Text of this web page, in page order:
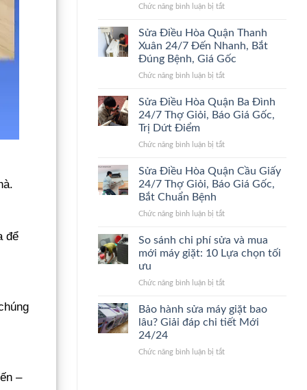
để
–
Dứt
Giá
Gốc
Đông
Bắt
Đúng
Bệnh,
Dứt
Giá
Gốc
Chức năng bình luận bị tắtở
Điều
Quận
Hoàn
Kiếm
Lão
Làng,
Bệnh,
Kết
Giá
Sửa Điều Hòa Quận Thanh
Xuân 24/7 Đến Nhanh, Bắt
Đúng Bệnh, Giá Gốc
Chức năng bình luận bị tắtở
Điều
Hòa
Xuân
Đến
Nhanh,
Bệnh,
Gốc
Sửa Điều Hòa Quận Ba Đình
24/7 Thợ Giỏi, Báo Giá Gốc,
Trị Dứt Điểm
Chức năng bình luận bị tắtở
Điều
Hòa
Đình
Thợ
Giỏi,
Báo
Gốc,
Dứt
Điểm
Sửa Điều Hòa Quận Cầu Giấy
24/7 Thợ Giỏi, Báo Giá Gốc,
Bắt Chuẩn Bệnh
Chức năng bình luận bị tắtở
Điều
Quận
Giấy
Thợ
Giỏi,
Gốc,
So sánh chi phí sửa và mua
mới máy giặt: 10 Lựa chọn tối
ưu
Chức năng bình luận bị tắtở
sánh
chi
và
Bảo hành sửa máy giặt bao
lâu? Giải đáp chi tiết Mới
24/24
Chức năng bình luận bị tắtở